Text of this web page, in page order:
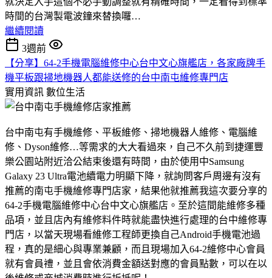
時間的台灣製電波鐘來替換囉…
繼續閱讀
3週前
【分享】64-2手機電腦維修中心台中文心旗艦店，各家廠牌手
機平板跟掃地機器人都能送修的台中南屯維修專門店
實用資訊 數位生活
台中南屯有手機維修、平板維修、掃地機器人維修、電腦維
修、Dyson維修…等需求的大大看過來，自己不久前到捷運豐
樂公園站附近洽公結束後還有時間，由於使用中Samsung
Galaxy 23 Ultra電池續電力明顯下降，就詢問客戶周邊有沒有
推薦的南屯手機維修專門店家，結果他就推薦我這次要分享的
64-2手機電腦維修中心台中文心旗艦店。至於這間能維修多種
品項，並且店內有維修料件時就能盡快進行處理的台中維修專
門店，以當天現場看維修工程師更換自己Android手機電池過
程，真的是細心與專業兼顧，而且現場加入64-2維修中心會員
就有會員禮，並且會依消費金額送對應的會員點數，可以在以